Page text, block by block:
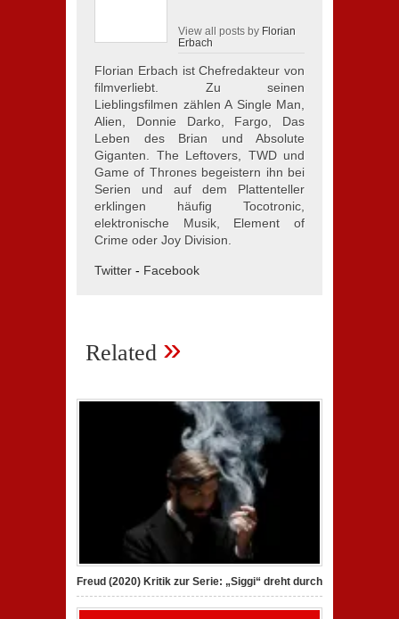
View all posts by Florian
Erbach
Florian Erbach ist Chefredakteur von
filmverliebt. Zu seinen
Lieblingsfilmen zählen A Single Man,
Alien, Donnie Darko, Fargo, Das
Leben des Brian und Absolute
Giganten. The Leftovers, TWD und
Game of Thrones begeistern ihn bei
Serien und auf dem Plattenteller
erklingen häufig Tocotronic,
elektronische Musik, Element of
Crime oder Joy Division.
Twitter - Facebook
Related »
Freud (2020) Kritik zur Serie: „Siggi“ dreht durch